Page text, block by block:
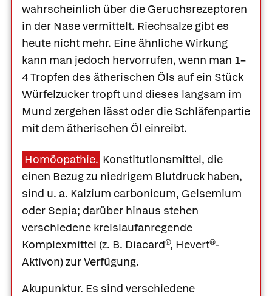
wahrscheinlich über die Geruchsrezeptoren
in der Nase vermittelt. Riechsalze gibt es
heute nicht mehr. Eine ähnliche Wirkung
kann man jedoch hervorrufen, wenn man 1–
4 Tropfen des ätherischen Öls auf ein Stück
Würfelzucker tropft und dieses langsam im
Mund zergehen lässt oder die Schläfenpartie
mit dem ätherischen Öl einreibt.
Homöopathie. Konstitutionsmittel, die
einen Bezug zu niedrigem Blutdruck haben,
sind u. a. Kalzium carbonicum, Gelsemium
oder Sepia; darüber hinaus stehen
verschiedene kreislaufanregende
Komplexmittel (z. B. Diacard®, Hevert®-
Aktivon) zur Verfügung.
Akupunktur. Es sind verschiedene